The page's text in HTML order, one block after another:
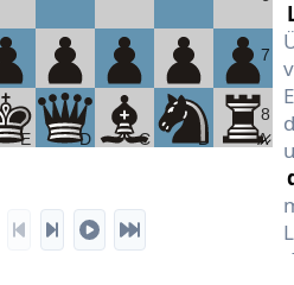
7
8
A
B
C
D
E